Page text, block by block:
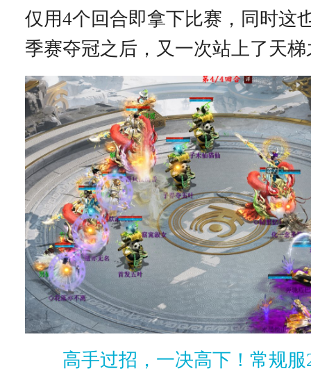
仅用4个回合即拿下比赛，同时这
季赛夺冠之后，又一次站上了天
高手过招，一决高下！常规服